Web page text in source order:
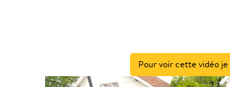
Pour voir cette vidéo